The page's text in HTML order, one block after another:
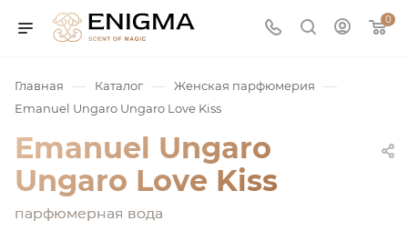
0
Главная — Каталог — Женская парфюмерия —
Emanuel Ungaro Ungaro Love Kiss
Emanuel Ungaro
Ungaro Love Kiss
парфюмерная вода